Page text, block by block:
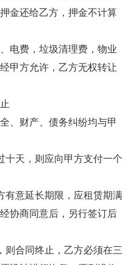
金还给乙方，押金不计算
电费，垃圾清理费，物业
甲方允许，乙方无权转让
、财产、债务纠纷均与甲
十天，则应向甲方支付一个
有意延长期限，应租赁期满
协商同意后，另行签订后
则合同终止，乙方必须在三